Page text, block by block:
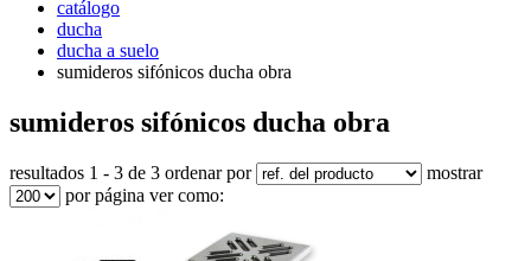
catálogo
ducha
ducha a suelo
sumideros sifónicos ducha obra
sumideros sifónicos ducha obra
resultados 1 - 3 de 3 ordenar por
mostrar
por página ver como: